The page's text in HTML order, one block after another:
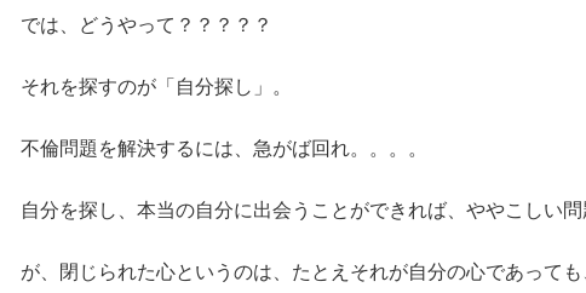
では、どうやって？？？？？
それを探すのが「自分探し」。
不倫問題を解決するには、急がば回れ。。。。
自分を探し、本当の自分に出会うことができれば、ややこしい
が、閉じられた心というのは、たとえそれが自分の心であって